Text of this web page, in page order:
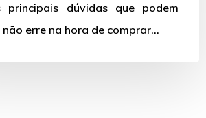
principais dúvidas que podem
não erre na hora de comprar…